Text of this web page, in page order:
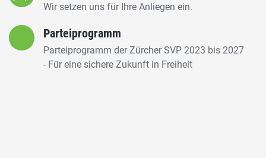
Wir setzen uns für Ihre Anliegen ein.
Parteiprogramm
Parteiprogramm der Zürcher SVP 2023 bis 2027
- Für eine sichere Zukunft in Freiheit